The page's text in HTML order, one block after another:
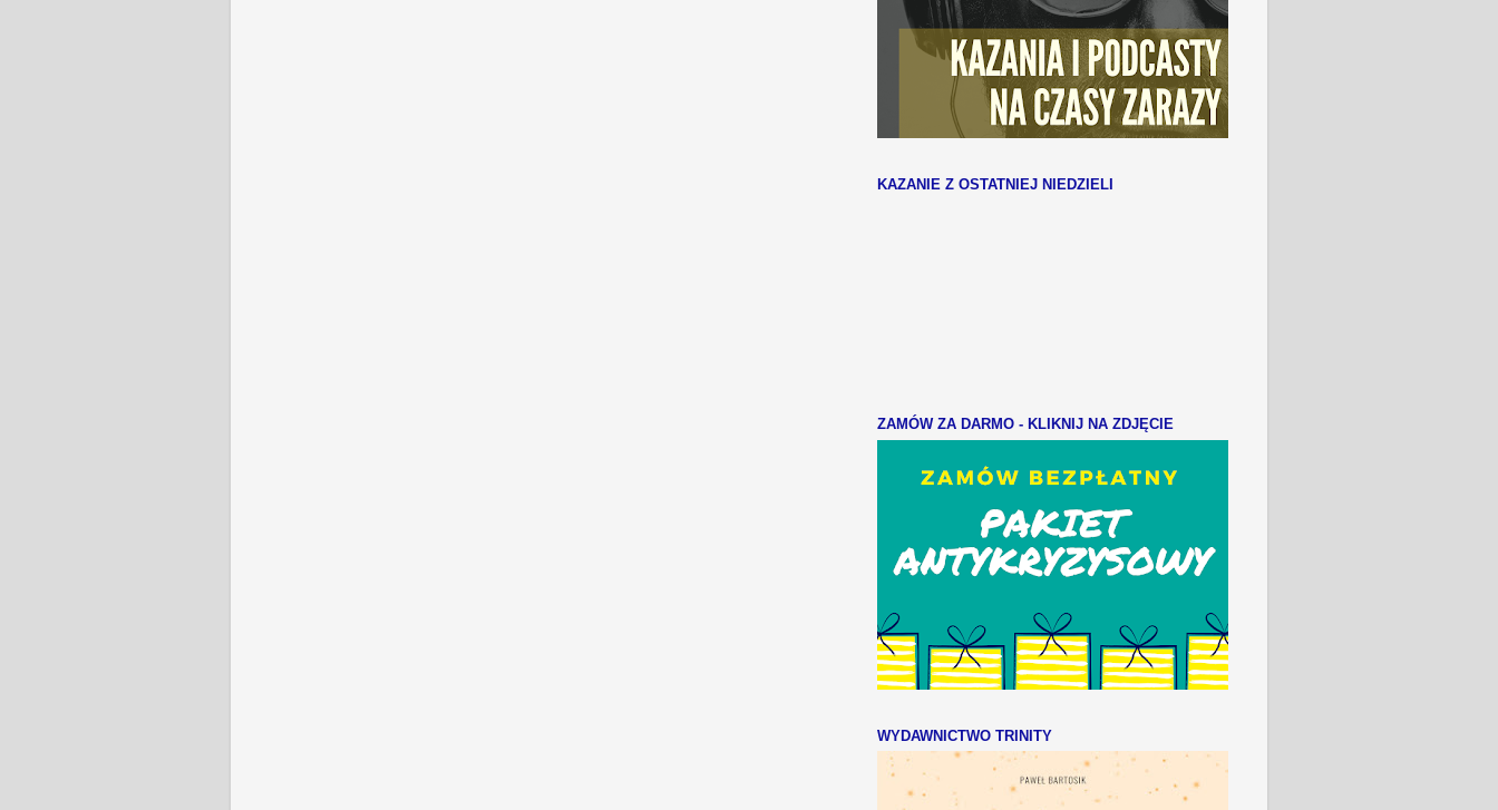
KAZANIE Z OSTATNIEJ NIEDZIELI
ZAMÓW ZA DARMO - KLIKNIJ NA ZDJĘCIE
WYDAWNICTWO TRINITY